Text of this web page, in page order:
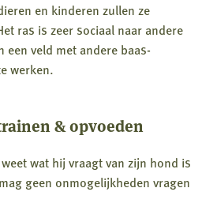
en kinderen zullen ze
ras is zeer sociaal naar andere
een veld met andere baas-
werken.
& opvoeden
wat hij vraagt van zijn hond is
geen onmogelijkheden vragen